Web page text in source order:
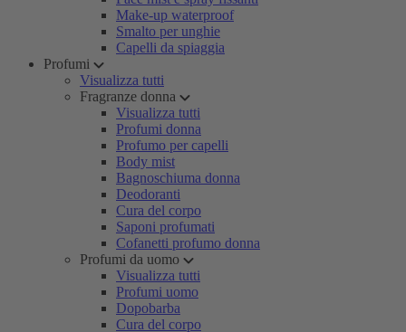
Make-up waterproof
Smalto per unghie
Capelli da spiaggia
Profumi
Visualizza tutti
Fragranze donna
Visualizza tutti
Profumi donna
Profumo per capelli
Body mist
Bagnoschiuma donna
Deodoranti
Cura del corpo
Saponi profumati
Cofanetti profumo donna
Profumi da uomo
Visualizza tutti
Profumi uomo
Dopobarba
Cura del corpo